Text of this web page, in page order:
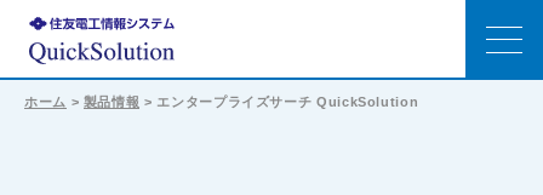
ホーム > 製品情報 > エンタープライズサーチ QuickSolution